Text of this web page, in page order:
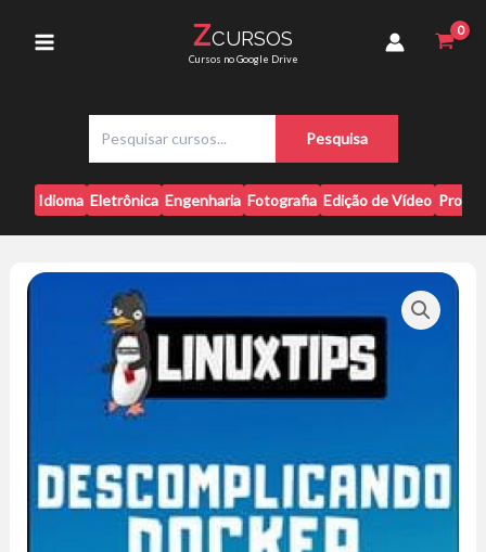
Menu
ZCURSOS
Cursos no Google Drive
s
q
u
i
a
Pesquisa
Idioma Eletrônica Engenharia Fotografia Edição de Vídeo
LinuxTips